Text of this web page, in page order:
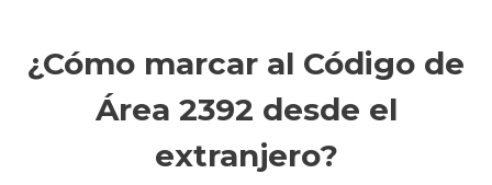
¿Cómo marcar al Código de
Área 2392 desde el
extranjero?